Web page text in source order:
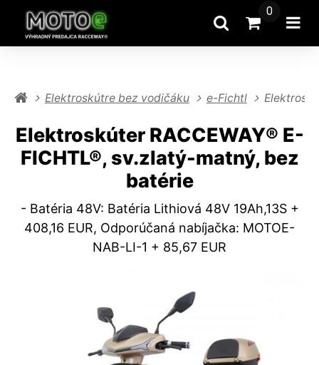
HľadaťPrejsť na
0
Elektroskútre bez vodičáku e-Fichtl
Elektroskúter RACCEWAY® E-
FICHTL®, sv.zlatý-matný, bez
batérie
- Batéria 48V: Batéria Lithiová 48V 19Ah,13S +
408,16 EUR, Odporúčaná nabíjačka: MOTOE-
NAB-LI-1 + 85,67 EUR